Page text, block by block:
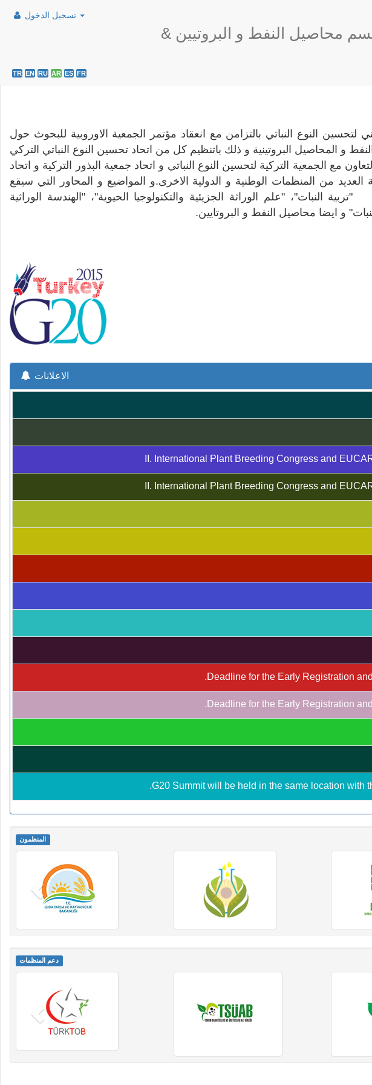
محاصيل النفط و البروتيين
TR EN RU AR ES FR
لتحسين النوع النباتي بالتزامن مع انعقاد مؤتمر الجمعية الاوروبية للبحوث حول
و المحاصيل البروتينية و ذلك باتنظيم كل من اتحاد تحسين النوع النباتي التركي
مع الجمعية التركية لتحسين النوع النباتي و اتحاد جمعية البذور التركية و اتحاد
من المنظمات الوطنية و الدولية الاخرى.و المواضيع و المحاور التي سيقع
النبات"، "علم الوراثة الجزيئية والتكنولوجيا الحيوية"، "الهندسة الوراثية
و ايضا محاصيل النفط و البروتايين.
الاعلانات
المنظمون
دعم المنظمات